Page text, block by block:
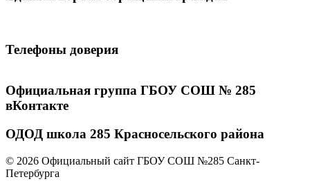
Телефоны доверия
Официальная группа ГБОУ СОШ № 285
вКонтакте
ОДОД школа 285 Красносельского района
© 2026 Официальный сайт ГБОУ СОШ №285 Санкт-
Петербурга